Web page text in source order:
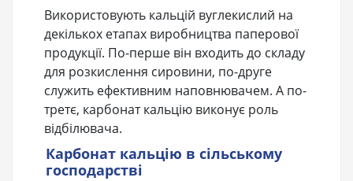
Використовують кальцій вуглекислий на
декількох етапах виробництва паперової
продукції. По-перше він входить до складу
для розкислення сировини, по-друге
служить ефективним наповнювачем. А по-
третє, карбонат кальцію виконує роль
відбілювача.
Карбонат кальцію в сільському
господарстві